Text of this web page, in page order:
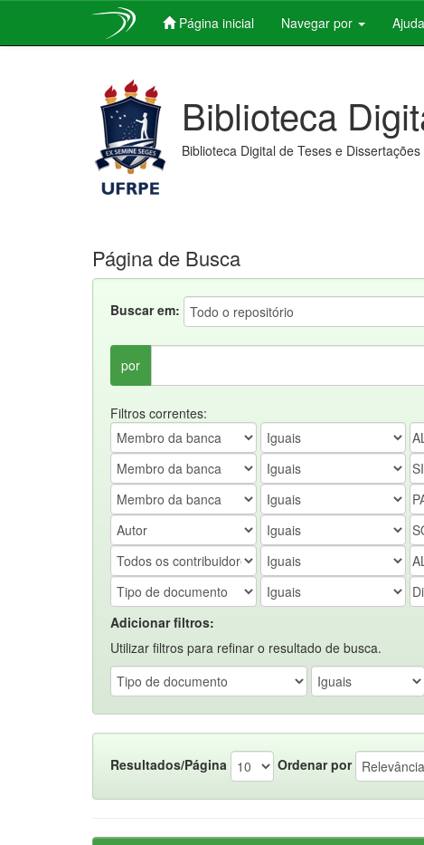
Página inicial Navegar por Ajuda
Biblioteca
Biblioteca Digital de Teses e Dissertações
Página de Busca
Buscar em:
por
Filtros correntes:
Adicionar filtros:
Utilizar filtros para refinar o resultado de busca.
Resultados/Página Ordenar por